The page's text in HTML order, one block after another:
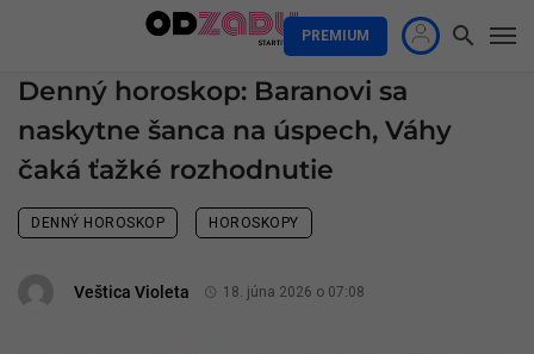
PREMIUM
Denný horoskop: Baranovi sa
naskytne šanca na úspech, Váhy
čaká ťažké rozhodnutie
DENNÝ HOROSKOP HOROSKOPY
Veštica Violeta 18. júna 2026 o 07:08